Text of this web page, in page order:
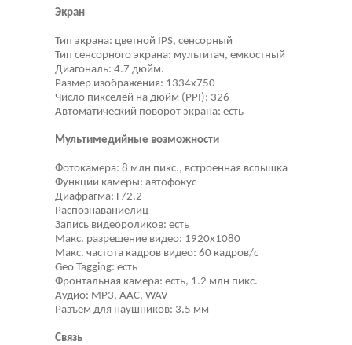
Экран
Тип экрана: цветной IPS, сенсорный
Тип сенсорного экрана: мультитач, емкостный
Диагональ: 4.7 дюйм.
Размер изображения: 1334x750
Число пикселей на дюйм (PPI): 326
Автоматический поворот экрана: есть
Мультимедийные возможности
Фотокамера: 8 млн пикс., встроенная вспышка
Функции камеры: автофокус
Диафрагма: F/2.2
Распознаваниелиц
Запись видеороликов: есть
Макс. разрешение видео: 1920x1080
Макс. частота кадров видео: 60 кадров/с
Geo Tagging: есть
Фронтальная камера: есть, 1.2 млн пикс.
Аудио: MP3, AAC, WAV
Разъем для наушников: 3.5 мм
Связь